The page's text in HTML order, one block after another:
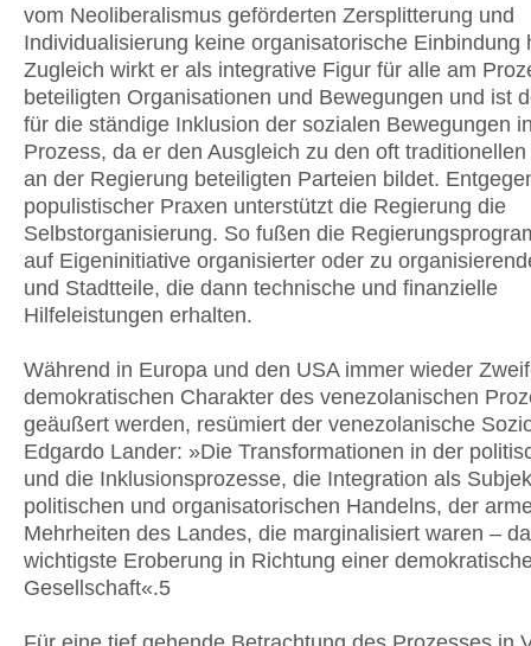
vom Neoliberalismus geförderten Zersplitterung und
Individualisierung keine organisatorische Einbindung
Zugleich wirkt er als integrative Figur für alle am
beteiligten Organisationen und Bewegungen und ist
für die ständige Inklusion der sozialen Bewegungen
Prozess, da er den Ausgleich zu den oft
an der Regierung beteiligten Parteien bildet.
populistischer Praxen unterstützt die Regierung die
Selbstorganisierung. So fußen die
auf Eigeninitiative organisierter oder zu
und Stadtteile, die dann technische und finanzielle
Hilfeleistungen erhalten.
Während in Europa und den USA immer wieder
demokratischen Charakter des venezolanischen
geäußert werden, resümiert der venezolanische
Edgardo Lander: »Die Transformationen in der
und die Inklusionsprozesse, die Integration als
politischen und organisatorischen Handelns, der
Mehrheiten des Landes, die marginalisiert waren –
wichtigste Eroberung in Richtung einer
Gesellschaft«.5